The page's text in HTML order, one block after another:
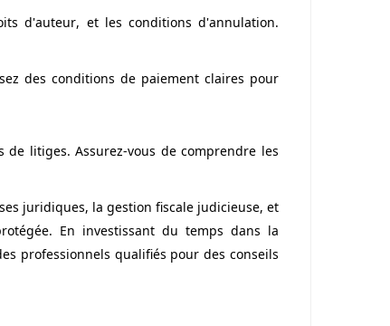
d'auteur, et les conditions d'annulation.
des conditions de paiement claires pour
litiges. Assurez-vous de comprendre les
juridiques, la gestion fiscale judicieuse, et
En investissant du temps dans la
professionnels qualifiés pour des conseils